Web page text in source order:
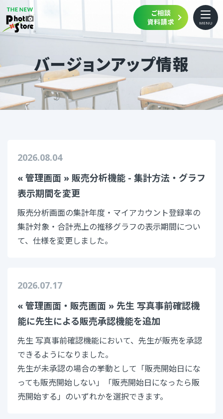
ご相談
資料請求
MENU
機能
ご利用の流れ
よくある質問
ご利用中の方へ
バージョンアップ情報
リモートサポート
03-6431-8071
平日10:00～18:00 ※祝日・年末年始を除く
ご相談 ・資料請求
バージョンアップ情報
2026.08.04
« 管理画面 » 販売分析機能 - 集計方法・グラフ
表示期間を変更
販売分析画面の集計年度・マイアカウント登録率の
集計対象・合計売上の推移グラフの表示期間につい
て、仕様を変更しました。
2026.07.17
« 管理画面・販売画面 » 先生 写真事前確認機
能に先生による販売承認機能を追加
先生 写真事前確認機能において、先生が販売を承認
できるようになりました。
先生が未承認の場合の挙動として「販売開始日にな
っても販売開始しない」「販売開始日になったら販
売開始する」のいずれかを選択できます。